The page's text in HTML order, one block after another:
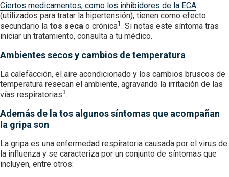
Ciertos medicamentos, como los inhibidores de la ECA
(utilizados para tratar la hipertensión), tienen como efecto
secundario la tos seca o crónica1 . Si notas este síntoma tras
iniciar un tratamiento, consulta a tu médico.
Ambientes secos y cambios de temperatura
La calefacción, el aire acondicionado y los cambios bruscos de
temperatura resecan el ambiente, agravando la irritación de las
vías respiratorias3.
Además de la tos algunos síntomas que acompañan
la gripa son
La gripa es una enfermedad respiratoria causada por el virus de
la influenza y se caracteriza por un conjunto de síntomas que
incluyen, entre otros: